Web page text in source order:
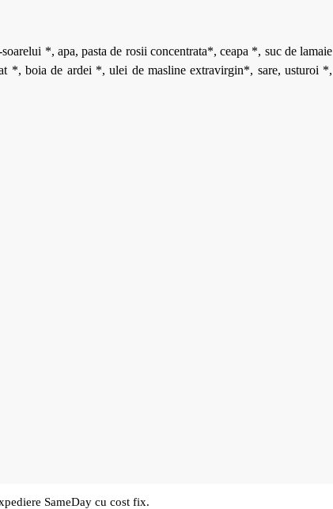
*, apa, pasta de rosii concentrata*, ceapa *, suc de lamaie
*, boia de ardei *, ulei de masline extravirgin*, sare, usturoi *,
SameDay cu cost fix.